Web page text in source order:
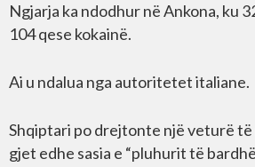
Ngjarja ka ndodhur në Ankona, ku
104 qese kokainë.
Ai u ndalua nga autoritetet italiane.
Shqiptari po drejtonte një veturë të
gjet edhe sasia e “pluhurit të